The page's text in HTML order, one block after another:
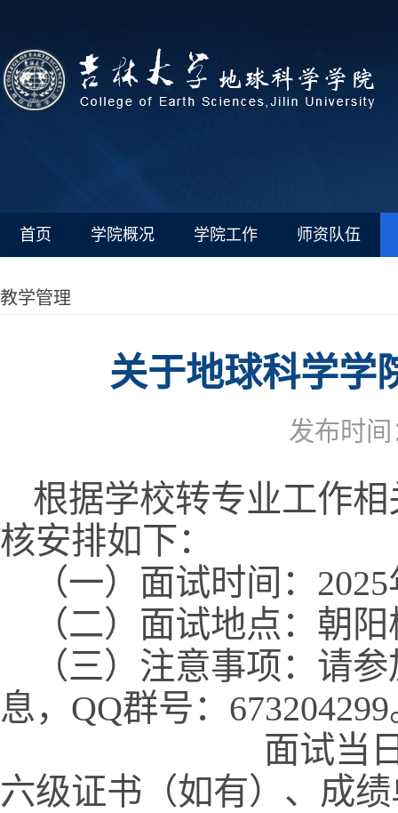
首页 学院概况 学院工作 师资队伍
教学管理
关于地球科学学
发布时间
根据学校转专业工作
核安排如下：
（一）面试时间：
（二）面试地点：朝
（三）注意事项：请
息，QQ群号：
面试当日请提前
六级证书（如有）、成